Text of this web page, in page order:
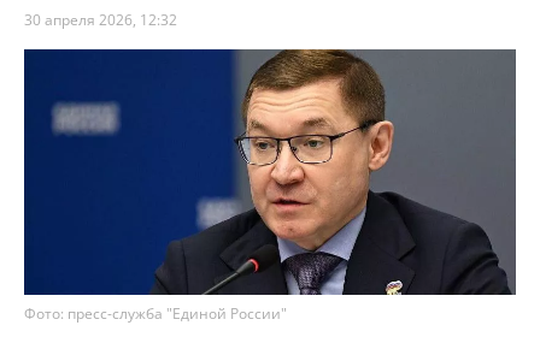
30 апреля 2026, 12:32
Фото: пресс-служба "Единой России"